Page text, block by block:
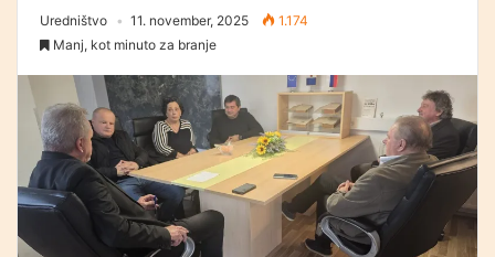
Uredništvo 11. november, 2025
1.174
Manj, kot minuto za branje